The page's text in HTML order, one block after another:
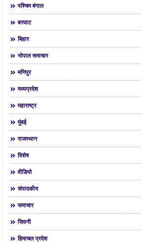
पश्चिम बंगाल
बरघाट
बिहार
भोपाल समाचार
मणिपुर
मध्यप्रदेश
महाराष्ट्र
मुंबई
राजस्थान
विशेष
वीडियो
संपादकीय
समाचार
सिवनी
हिमाचल प्रदेश